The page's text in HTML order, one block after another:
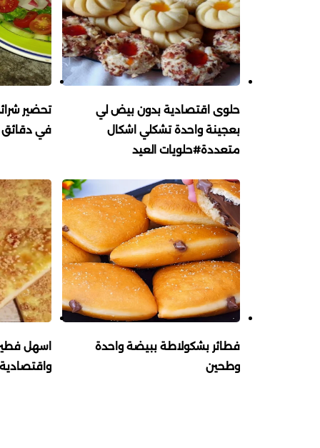
حلوى اقتصادية بدون بيض لي
بعجينة واحدة تشكلي اشكال
متعددة#حلويات العيد
تحضير
في دقائق
فطائر بشكولاطة ببيضة واحدة
وطحين
اسهل